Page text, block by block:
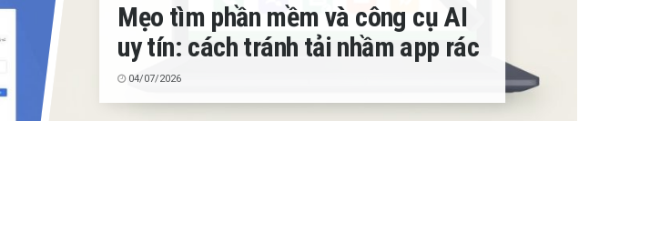
Mẹo tìm phần mềm và công cụ AI
uy tín: cách tránh tải nhầm app rác
04/07/2026